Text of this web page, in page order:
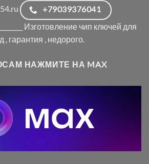
+79039376041
Изготовление чип ключей для
гарантия , недорого.
НАЖМИТЕ НА MAX